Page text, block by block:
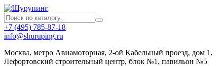
+7 (495) 785-87-18
info@shuruping.ru
Москва, метро Авиамоторная, 2-ой Кабельный проезд, дом 1,
Лефортовский строительный центр, блок №1, павильон №5